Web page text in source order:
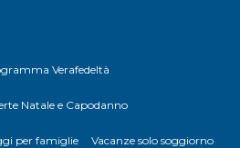
Verafedeltà
Natale e Capodanno
per famiglie Vacanze solo soggiorno